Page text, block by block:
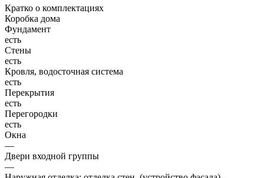
Кратко о комплектациях
Коробка дома
Фундамент
есть
Стены
есть
Кровля, водосточная система
есть
Перекрытия
есть
Перегородки
есть
Окна
—
Двери входной группы
—